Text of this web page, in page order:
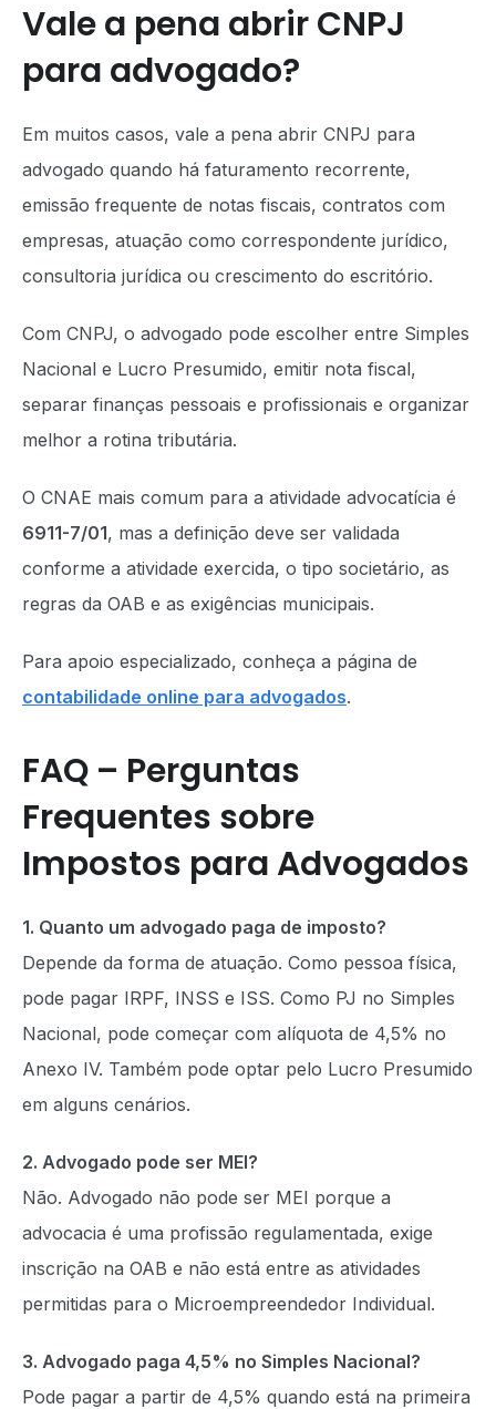
Vale a pena abrir CNPJ
para advogado?
Em muitos casos, vale a pena abrir CNPJ para
advogado quando há faturamento recorrente,
emissão frequente de notas fiscais, contratos com
empresas, atuação como correspondente jurídico,
consultoria jurídica ou crescimento do escritório.
Com CNPJ, o advogado pode escolher entre Simples
Nacional e Lucro Presumido, emitir nota fiscal,
separar finanças pessoais e profissionais e organizar
melhor a rotina tributária.
O CNAE mais comum para a atividade advocatícia é
6911-7/01, mas a definição deve ser validada
conforme a atividade exercida, o tipo societário, as
regras da OAB e as exigências municipais.
Para apoio especializado, conheça a página de
contabilidade online para advogados.
FAQ – Perguntas
Frequentes sobre
Impostos para Advogados
1. Quanto um advogado paga de imposto?
Depende da forma de atuação. Como pessoa física,
pode pagar IRPF, INSS e ISS. Como PJ no Simples
Nacional, pode começar com alíquota de 4,5% no
Anexo IV. Também pode optar pelo Lucro Presumido
em alguns cenários.
2. Advogado pode ser MEI?
Não. Advogado não pode ser MEI porque a
advocacia é uma profissão regulamentada, exige
inscrição na OAB e não está entre as atividades
permitidas para o Microempreendedor Individual.
3. Advogado paga 4,5% no Simples Nacional?
Pode pagar a partir de 4,5% quando está na primeira